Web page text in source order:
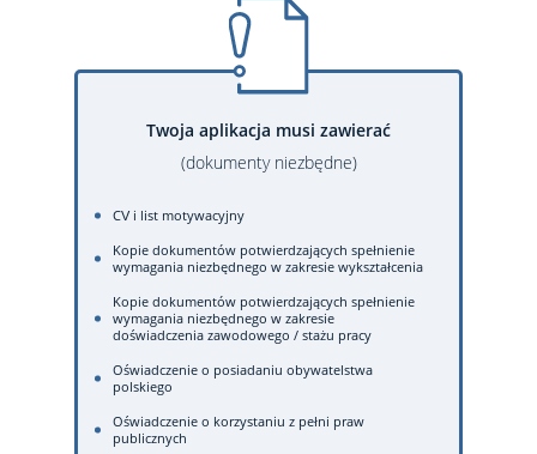
Twoja aplikacja musi zawierać
(dokumenty niezbędne)
CV i list motywacyjny
Kopie dokumentów potwierdzających spełnienie
wymagania niezbędnego w zakresie wykształcenia
Kopie dokumentów potwierdzających spełnienie
wymagania niezbędnego w zakresie
doświadczenia zawodowego / stażu pracy
Oświadczenie o posiadaniu obywatelstwa
polskiego
Oświadczenie o korzystaniu z pełni praw
publicznych